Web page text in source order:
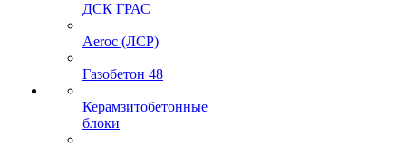
ДСК ГРАС
Aeroc (ЛСР)
Газобетон 48
Керамзитобетонные
блоки